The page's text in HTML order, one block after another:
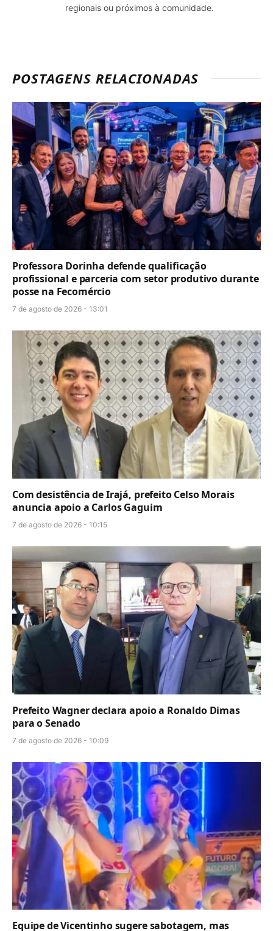
regionais ou próximos à comunidade.
POSTAGENS RELACIONADAS
Professora Dorinha defende qualificação
profissional e parceria com setor produtivo durante
posse na Fecomércio
7 de agosto de 2026 - 13:01
Com desistência de Irajá, prefeito Celso Morais
anuncia apoio a Carlos Gaguim
7 de agosto de 2026 - 10:15
Prefeito Wagner declara apoio a Ronaldo Dimas
para o Senado
7 de agosto de 2026 - 10:09
Equipe de Vicentinho sugere sabotagem, mas